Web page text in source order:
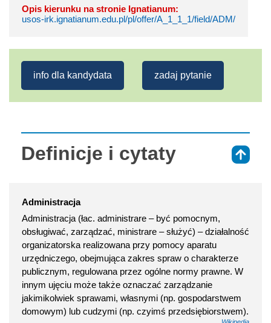
Opis kierunku na stronie Ignatianum:
usos-irk.ignatianum.edu.pl/pl/offer/A_1_1_1/field/ADM/
info dla kandydata zadaj pytanie
Definicje i cytaty
Administracja
Administracja (łac. administrare – być pomocnym,
obsługiwać, zarządzać, ministrare – służyć) – działalność
organizatorska realizowana przy pomocy aparatu
urzędniczego, obejmująca zakres spraw o charakterze
publicznym, regulowana przez ogólne normy prawne. W
innym ujęciu może także oznaczać zarządzanie
jakimikolwiek sprawami, własnymi (np. gospodarstwem
domowym) lub cudzymi (np. czyimś przedsiębiorstwem).